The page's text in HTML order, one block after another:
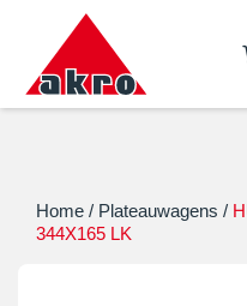
Home / Plateauwagens /
344X165 LK